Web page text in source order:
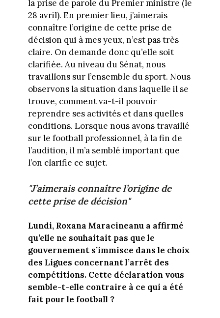
la prise de parole du Premier ministre (le
28 avril). En premier lieu, j’aimerais
connaître l’origine de cette prise de
décision qui à mes yeux, n’est pas très
claire. On demande donc qu’elle soit
clarifiée. Au niveau du Sénat, nous
travaillons sur l’ensemble du sport. Nous
observons la situation dans laquelle il se
trouve, comment va-t-il pouvoir
reprendre ses activités et dans quelles
conditions. Lorsque nous avons travaillé
sur le football professionnel, à la fin de
l’audition, il m’a semblé important que
l’on clarifie ce sujet.
"J’aimerais connaître l’origine de
cette prise de décision"
Lundi, Roxana Maracineanu a affirmé
qu’elle ne souhaitait pas que le
gouvernement s’immisce dans le choix
des Ligues concernant l’arrêt des
compétitions. Cette déclaration vous
semble-t-elle contraire à ce qui a été
fait pour le football ?